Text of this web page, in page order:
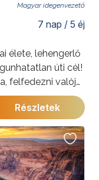
Magyar idegenvezető
7 nap / 5 éj
élete, lehengerlő
úti cél!
felfedezni valója
Csoportos
deco kulisszák
Egyesült
Részletek